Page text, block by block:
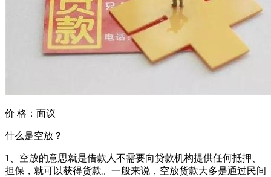
价 格： 面议
什么是空放？
1、空放的意思就是借款人不需要向贷款机构提供任何抵押、
担保，就可以获得货款。一般来说，空放货款大多是通过民间